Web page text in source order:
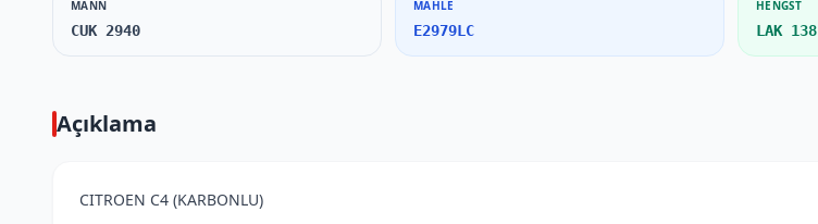
MANN
CUK 2940
MAHLE
E2979LC
HENGST
LAK 138
Açıklama
CITROEN C4 (KARBONLU)